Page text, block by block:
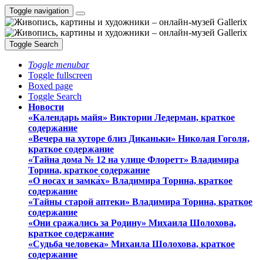
Toggle navigation
Toggle Search
Toggle menubar
Toggle fullscreen
Boxed page
Toggle Search
Новости
«Календарь майя» Виктории Ледерман, краткое
содержание
«Вечера на хуторе близ Диканьки» Николая Гоголя,
краткое содержание
«Тайна дома № 12 на улице Флоретт» Владимира
Торина, краткое содержание
«О носах и замка́х» Владимира Торина, краткое
содержание
«Тайны старой аптеки» Владимира Торина, краткое
содержание
«Они сражались за Родину» Михаила Шолохова,
краткое содержание
«Судьба человека» Михаила Шолохова, краткое
содержание